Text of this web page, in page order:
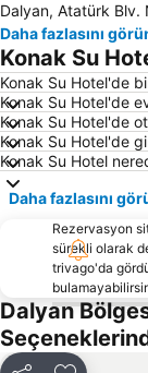
Sultaniye
Marmaris Limanı
Yanıklar
Barlar Sokağı
Aqua Dream Su
Bördübet
Akyaka Tren Garı
Marmaris Yacht
Mersin Limanı
Göcek Club
Atlantis Su Parkı
Ece Saray Marina
Dalyan, Atatürk
Daha fazlasını
Konak Su
Konak Su Hotel'de
Konak Su Hotel'de
Konak Su Hotel'de
Konak Su Hotel'de
Konak Su Hotel
Daha fazlasını
Rezervasyon
sürekli olarak
trivago'da
Dalyan